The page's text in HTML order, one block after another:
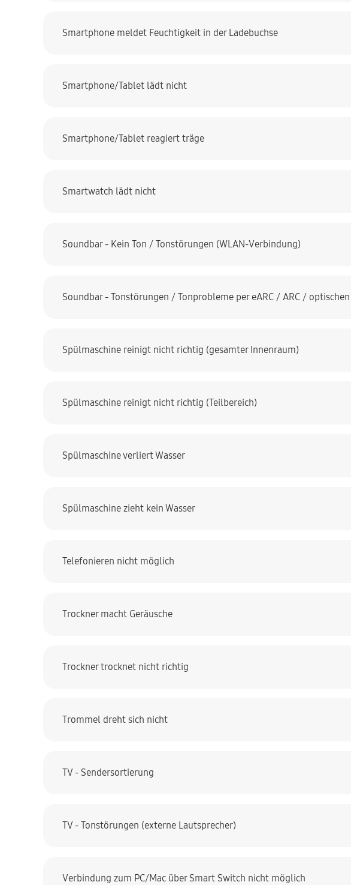
Smartphone meldet Feuchtigkeit in der Ladebuchse
Smartphone/Tablet lädt nicht
Smartphone/Tablet reagiert träge
Smartwatch lädt nicht
Soundbar - Kein Ton / Tonstörungen (WLAN-Verbindung)
Soundbar - Tonstörungen / Tonprobleme per eARC / ARC /
Spülmaschine reinigt nicht richtig (gesamter Innenraum)
Spülmaschine reinigt nicht richtig (Teilbereich)
Spülmaschine verliert Wasser
Spülmaschine zieht kein Wasser
Telefonieren nicht möglich
Trockner macht Geräusche
Trockner trocknet nicht richtig
Trommel dreht sich nicht
TV - Sendersortierung
TV - Tonstörungen (externe Lautsprecher)
Verbindung zum PC/Mac über Smart Switch nicht möglich